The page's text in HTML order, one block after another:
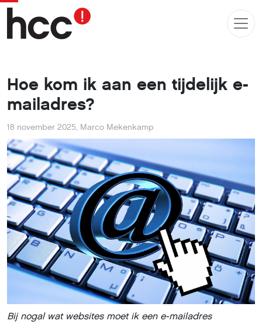
Hoe kom ik aan een tijdelijk e-
mailadres?
18 november 2025, Marco Mekenkamp
Bij nogal wat websites moet ik een e-mailadres